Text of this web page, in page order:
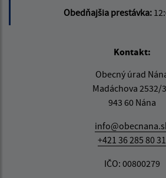
Obedňajšia prestávka:
Kontakt:
Obecný úrad
Madáchova 2532/
943 60 Nána
+421 36 285 80 31
IČO: 00800279